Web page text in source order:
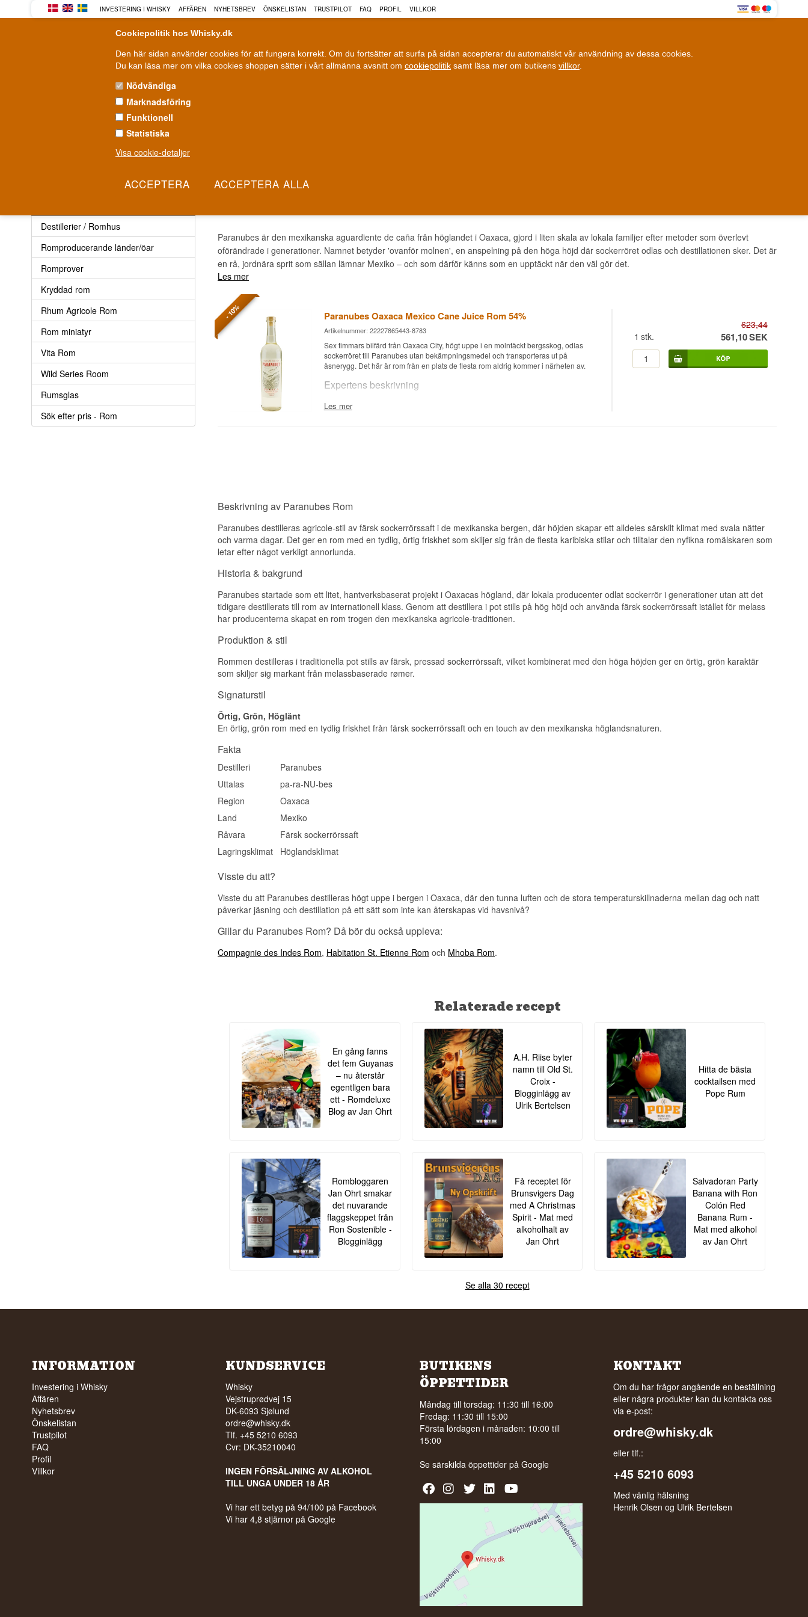
Cookiepolitik hos Whisky.dk
Den här sidan använder cookies för att fungera korrekt. Om du fortsätter att surfa på sidan accepterar du automatiskt vår användning av dessa cookies.
Du kan läsa mer om vilka cookies shoppen sätter i vårt allmänna avsnitt om cookiepolitik samt läsa mer om butikens villkor.
Nödvändiga
Marknadsföring
Funktionell
Statistiska
Visa cookie-detaljer
INVESTERING I WHISKY AFFÄREN NYHETSBREV ÖNSKELISTAN TRUSTPILOT FAQ PROFIL VILLKOR
ROM
Destillerier / Romhus
Romproducerande länder/öar
Romprover
Kryddad rom
Rhum Agricole Rom
Rom miniatyr
Vita Rom
Wild Series Room
Rumsglas
Sök efter pris - Rom
Paranubes är den mexikanska aguardiente de caña från höglandet i Oaxaca, gjord i liten skala av lokala familjer efter metoder som överlevt
oförändrade i generationer. Namnet betyder 'ovanför molnen', en anspelning på den höga höjd där sockerröret odlas och destillationen sker. Det är
en rå, jordnära sprit som sällan lämnar Mexiko – och som därför känns som en upptäckt när den väl gör det.
Les mer
- 10% Paranubes Oaxaca Mexico Cane Juice Rom 54%
Artikelnummer: 22227865443-8783
Sex timmars bilfärd från Oaxaca City, högt uppe i en molntäckt bergsskog, odlas
sockerröret till Paranubes utan bekämpningsmedel och transporteras ut på
åsnerygg. Det här är rom från en plats de flesta rom aldrig kommer i närheten av.
Expertens beskrivning
Paranubes Oaxaca är en Mexikansk Rom destillerad av färsk sockerrörsjuice och
och den mer rustika, funkiga profilen hos cachaça, vilket gör Paranubes till en rom
mall.
Smaknoter
Rå, färsk sockerrörsjuice exploderar ur glaset tillsammans med mynta och mogen
aprikos.
Smak
Eftersmak
Storlek: 70 CL
Serveringsförslag: Rent i rumstemperatur eller i en cocktail med lime
Smakprofil
Paranubes grundades av Jose Luis Carrera tillsammans med Judah Kuper, en av
männen bakom den ansedda mezcalserien Vago, vilket ger romen samma fokus på
hantverk och lokalt ursprung som man känner igen från den mest ambitiösa
mezcalproduktionen.
Se hela vårt utbud avParanubes
Les mer
623,44
1 stk. 561,10SEK
Beskrivning av Paranubes Rom
Paranubes destilleras agricole-stil av färsk sockerrörssaft i de mexikanska bergen, där höjden skapar ett alldeles särskilt klimat med svala nätter
och varma dagar. Det ger en rom med en tydlig, örtig friskhet som skiljer sig från de flesta karibiska stilar och tilltalar den nyfikna romälskaren som
letar efter något verkligt annorlunda.
Historia & bakgrund
Paranubes startade som ett litet, hantverksbaserat projekt i Oaxacas högland, där lokala producenter odlat sockerrör i generationer utan att det
tidigare destillerats till rom av internationell klass. Genom att destillera i pot stills på hög höjd och använda färsk sockerrörssaft istället för melass
har producenterna skapat en rom trogen den mexikanska agricole-traditionen.
Produktion & stil
Rommen destilleras i traditionella pot stills av färsk, pressad sockerrörssaft, vilket kombinerat med den höga höjden ger en örtig, grön karaktär
som skiljer sig markant från melassbaserade rømer.
Signaturstil
Örtig, Grön, Höglänt
En örtig, grön rom med en tydlig friskhet från färsk sockerrörssaft och en touch av den mexikanska höglandsnaturen.
Fakta
Destilleri
Paranubes
Uttalas
pa-ra-NU-bes
Region
Oaxaca
Land
Mexiko
Råvara
Färsk sockerrörssaft
Lagringsklimat
Höglandsklimat
Visste du att?
Visste du att Paranubes destilleras högt uppe i bergen i Oaxaca, där den tunna luften och de stora temperaturskillnaderna mellan dag och natt
påverkar jäsning och destillation på ett sätt som inte kan återskapas vid havsnivå?
Gillar du Paranubes Rom? Då bör du också uppleva:
Compagnie des Indes Rom, Habitation St. Etienne Rom och Mhoba Rom.
Relaterade recept
En gång fanns
det fem Guyanas
– nu återstår
egentligen bara
ett - Romdeluxe
Blog av Jan Ohrt
A.H. Riise byter
namn till Old St.
Croix -
Blogginlägg av
Ulrik Bertelsen
Hitta de bästa
cocktailsen med
Pope Rum
Rombloggaren
Jan Ohrt smakar
det nuvarande
flaggskeppet från
Ron Sostenible -
Blogginlägg
Få receptet för
Brunsvigers Dag
med A Christmas
Spirit - Mat med
alkoholhalt av
Jan Ohrt
Salvadoran Party
Banana with Ron
Colón Red
Banana Rum -
Mat med alkohol
av Jan Ohrt
Se alla 30 recept
INFORMATION
Investering i Whisky
Affären
Nyhetsbrev
Önskelistan
Trustpilot
FAQ
Profil
Villkor
KUNDSERVICE
Whisky
Vejstruprødvej 15
DK-6093 Sjølund
ordre@whisky.dk
Tlf. +45 5210 6093
Cvr: DK-35210040
INGEN FÖRSÄLJNING AV ALKOHOL
TILL UNGA UNDER 18 ÅR
Vi har ett betyg på 94/100 på Facebook
Vi har 4,8 stjärnor på Google
BUTIKENS
ÖPPETTIDER
Måndag till torsdag: 11:30 till 16:00
Fredag: 11:30 till 15:00
Första lördagen i månaden: 10:00 till
15:00
Se särskilda öppettider på Google
KONTAKT
Om du har frågor angående en beställning
eller några produkter kan du kontakta oss
via e-post:
ordre@whisky.dk
eller tlf.:
+45 5210 6093
Med vänlig hälsning
Henrik Olsen og Ulrik Bertelsen